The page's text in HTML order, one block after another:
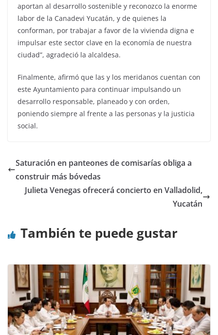
aportan al desarrollo sostenible y reconozco la enorme
labor de la Canadevi Yucatán, y de quienes la
conforman, por trabajar a favor de la vivienda digna e
impulsar este sector clave en la economía de nuestra
ciudad”, agradeció la alcaldesa.
Finalmente, afirmó que las y los meridanos cuentan con
este Ayuntamiento para continuar impulsando un
desarrollo responsable, planeado y con orden,
poniendo siempre al frente a las personas y la justicia
social.
Saturación en panteones de comisarías obliga a
construir más bóvedas
Julieta Venegas ofrecerá concierto en Valladolid,
Yucatán
También te puede gustar